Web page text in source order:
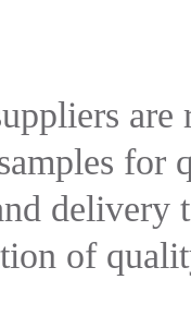
for
delivery
of